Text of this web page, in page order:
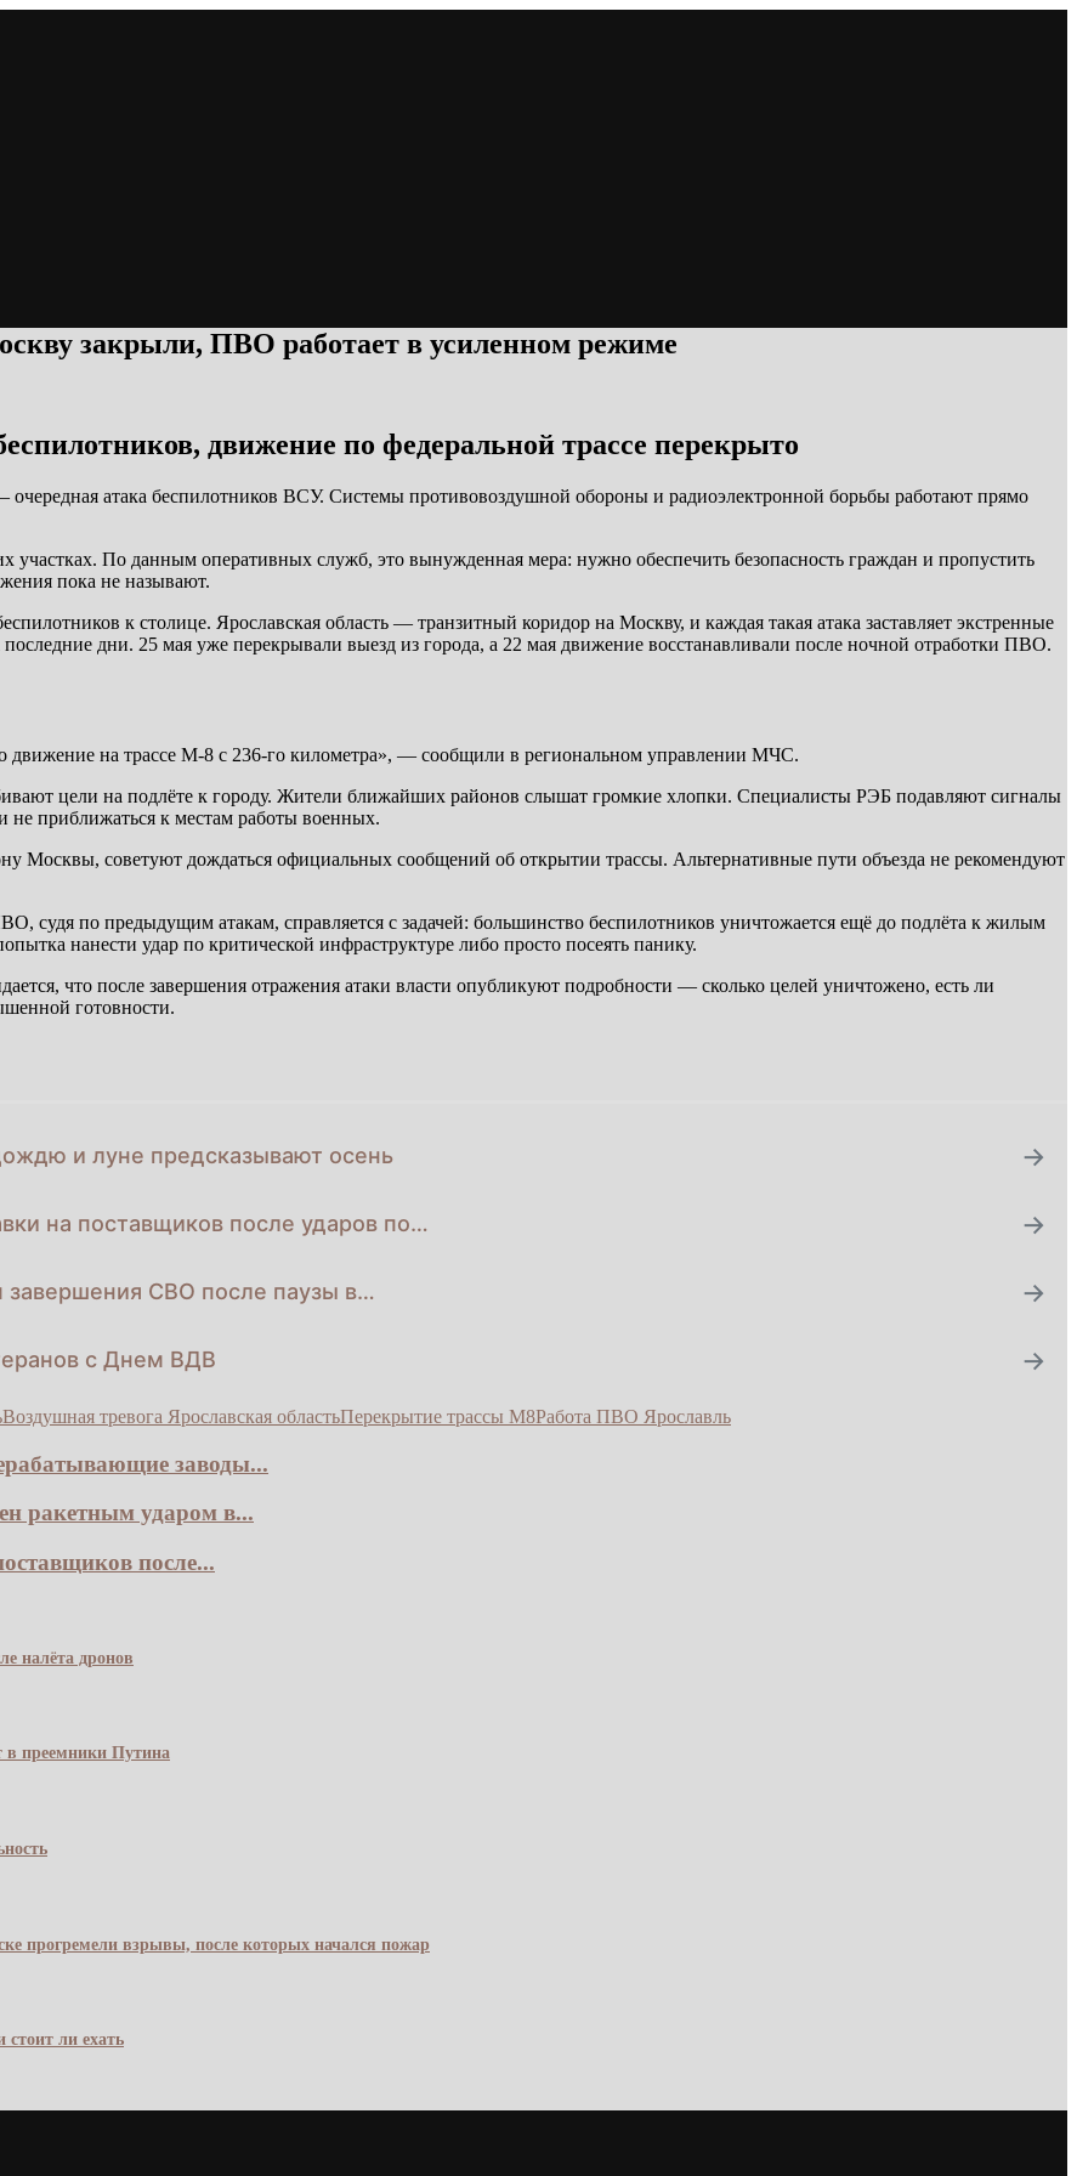
закрыли, ПВО работает в усиленном режиме
движение по федеральной трассе перекрыто
атака беспилотников ВСУ. Системы противовоздушной обороны и радиоэлектронной борьбы работают прямо
По данным оперативных служб, это вынужденная мера: нужно обеспечить безопасность граждан и пропустить
пока не называют.
к столице. Ярославская область — транзитный коридор на Москву, и каждая такая атака заставляет экстренные
дни. 25 мая уже перекрывали выезд из города, а 22 мая движение восстанавливали после ночной отработки ПВО.
движение на трассе М-8 с 236-го километра», — сообщили в региональном управлении МЧС.
цели на подлёте к городу. Жители ближайших районов слышат громкие хлопки. Специалисты РЭБ подавляют сигналы
не приближаться к местам работы военных.
Москвы, советуют дождаться официальных сообщений об открытии трассы. Альтернативные пути объезда не рекомендуют
судя по предыдущим атакам, справляется с задачей: большинство беспилотников уничтожается ещё до подлёта к жилым
нанести удар по критической инфраструктуре либо просто посеять панику.
что после завершения отражения атаки власти опубликуют подробности — сколько целей уничтожено, есть ли
готовности.
и луне предсказывают осень →
на поставщиков после ударов по… →
завершения СВО после паузы в… →
с Днем ВДВ →
Воздушная тревога Ярославская областьПерекрытие трассы М8Работа ПВО Ярославль
заводы...
ракетным ударом в...
после...
налёта дронов
в преемники Путина
прогремели взрывы, после которых начался пожар
ли ехать